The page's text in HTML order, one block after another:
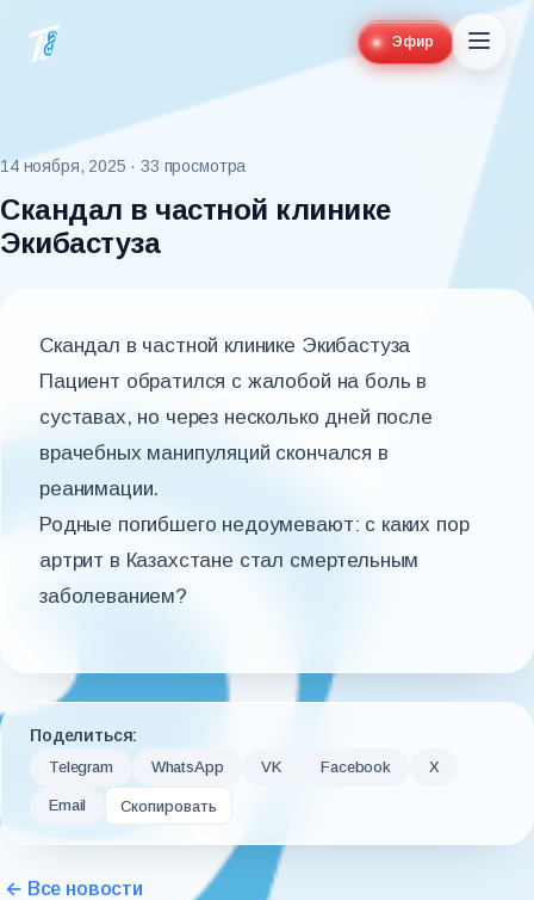
Эфир
14 ноября, 2025 · 33 просмотра
Скандал в частной клинике
Экибастуза
Скандал в частной клинике Экибастуза
Пациент обратился с жалобой на боль в
суставах, но через несколько дней после
врачебных манипуляций скончался в
реанимации.
Родные погибшего недоумевают: с каких пор
артрит в Казахстане стал смертельным
заболеванием?
Поделиться:
Telegram WhatsApp VK Facebook X
Email Скопировать
← Все новости